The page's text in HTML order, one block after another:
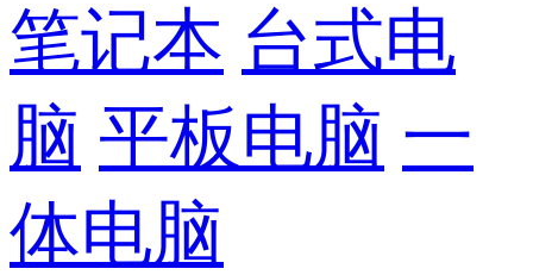
笔记本 台式电
脑 平板电脑 一
体电脑